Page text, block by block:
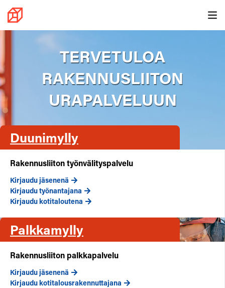
Palkkamylly
Henkilökohtainen palvelu
Työntekijät (jäsenet)
Yritykset
Rakennusliitto.fi
Kirjaudu sisään
TERVETULOA
RAKENNUSLIITON
URAPALVELUUN
Duunimylly
Rakennusliiton työnvälityspalvelu
Kirjaudu jäsenenä
Kirjaudu työnantajana
Kirjaudu kotitaloutena
Palkkamylly
Rakennusliiton palkkapalvelu
Kirjaudu jäsenenä
Kirjaudu kotitalousrakennuttajana